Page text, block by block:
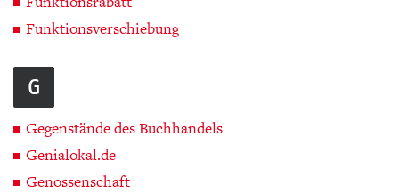
Funktionsverschiebung
G
Gegenstände des Buchhandels
Genialokal.de
Genossenschaft